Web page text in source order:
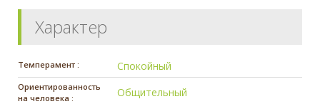
Характер
Темперамент : Спокойный
Ориентированность
на человека :
Общительный